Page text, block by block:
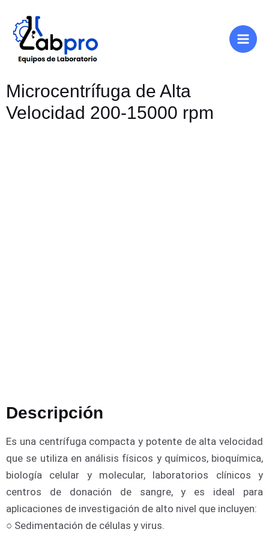
contenido
Microcentrífuga de Alta
Velocidad 200-15000 rpm
Descripción
Es una centrífuga compacta y potente de alta velocidad
que se utiliza en análisis físicos y químicos, bioquímica,
biología celular y molecular, laboratorios clínicos y
centros de donación de sangre, y es ideal para
aplicaciones de investigación de alto nivel que incluyen:
​○ Sedimentación de células y virus.